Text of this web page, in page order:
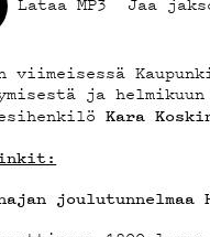
viimeisessä
ja
Kara
joulutunnelmaa